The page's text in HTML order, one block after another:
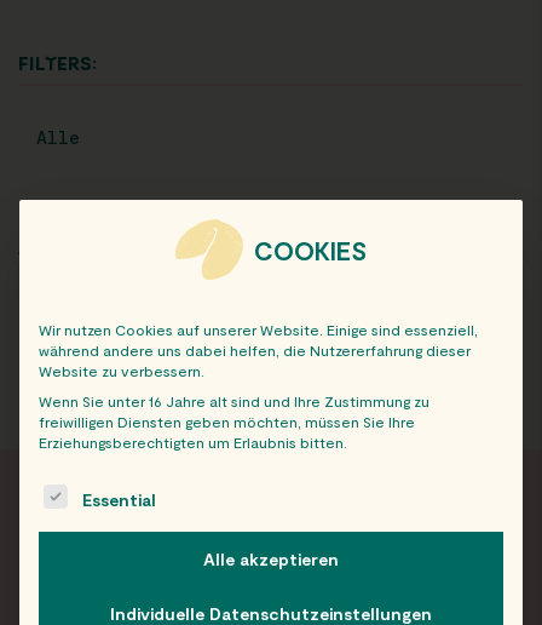
FILTERS:
Alle
ARCHIV
FRISCH INFORMIERT
COOKIES
Wir nutzen Cookies auf unserer Website. Einige sind essenziell,
während andere uns dabei helfen, die Nutzererfahrung dieser
Website zu verbessern.
Wenn Sie unter 16 Jahre alt sind und Ihre Zustimmung zu
freiwilligen Diensten geben möchten, müssen Sie Ihre
Erziehungsberechtigten um Erlaubnis bitten.
The following is a list of service groups for which consent
Essential
Alle akzeptieren
Individuelle Datenschutzeinstellungen